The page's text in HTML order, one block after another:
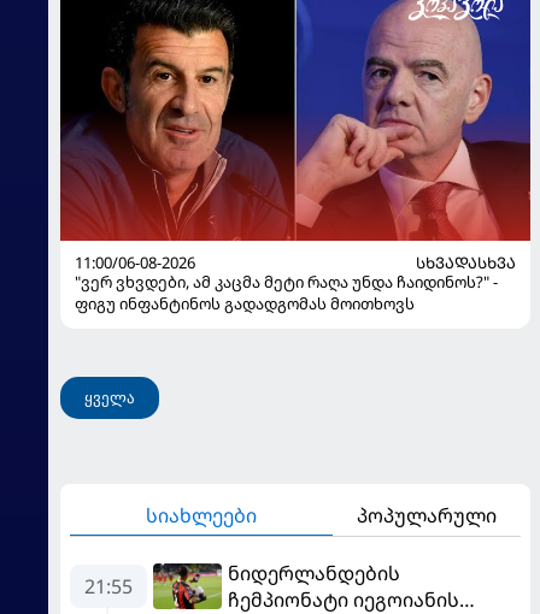
11:00/06-08-2026
ᲡᲮᲕᲐᲓᲐᲡᲮᲕᲐ
"ვერ ვხვდები, ამ კაცმა მეტი რაღა უნდა ჩაიდინოს?" -
ფიგუ ინფანტინოს გადადგომას მოითხოვს
ყველა
სიახლეები პოპულარული
21:55
ნიდერლანდების
ჩემპიონატი იეგოიანის